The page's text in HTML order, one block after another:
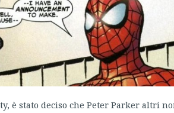
è stato deciso che Peter Parker altri